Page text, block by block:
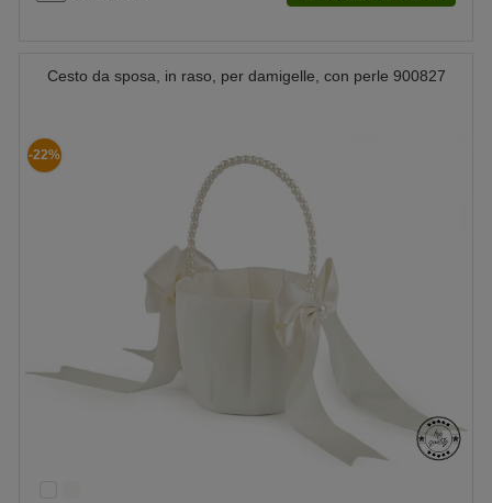
Cesto da sposa, in raso, per damigelle, con perle 900827
-22%